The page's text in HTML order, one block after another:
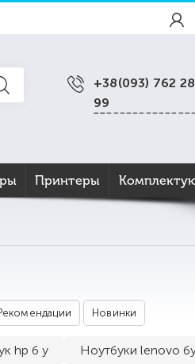
+38(093) 762 28
99
Принтеры
Новинки
hp б у Ноутбуки lenovo